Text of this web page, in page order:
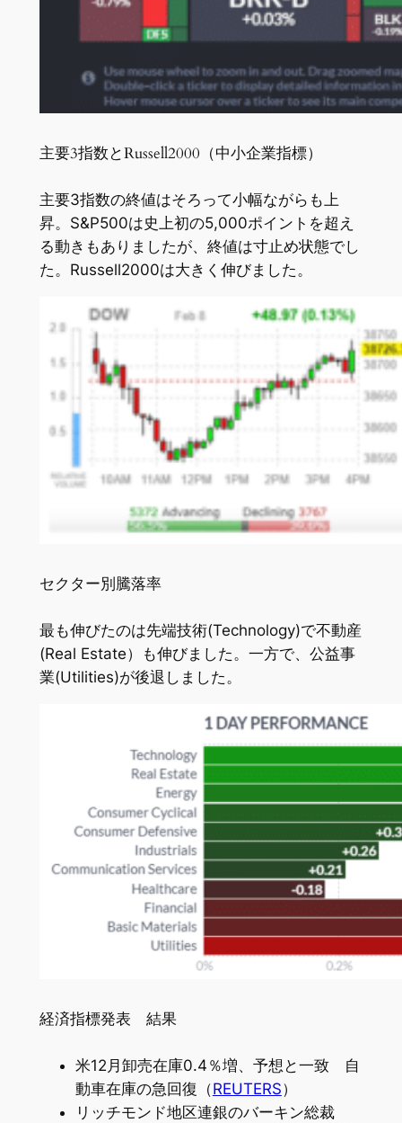
主要3指数とRussell2000（中小企業指標）
主要3指数の終値はそろって小幅ながらも上
昇。S&P500は史上初の5,000ポイントを超え
る動きもありましたが、終値は寸止め状態でし
た。Russell2000は大きく伸びました。
セクター別騰落率
最も伸びたのは先端技術(Technology)で不動産
(Real Estate）も伸びました。一方で、公益事
業(Utilities)が後退しました。
経済指標発表 結果
米12月卸売在庫0.4％増、予想と一致 自
動車在庫の急回復（REUTERS）
リッチモンド地区連銀のバーキン総裁